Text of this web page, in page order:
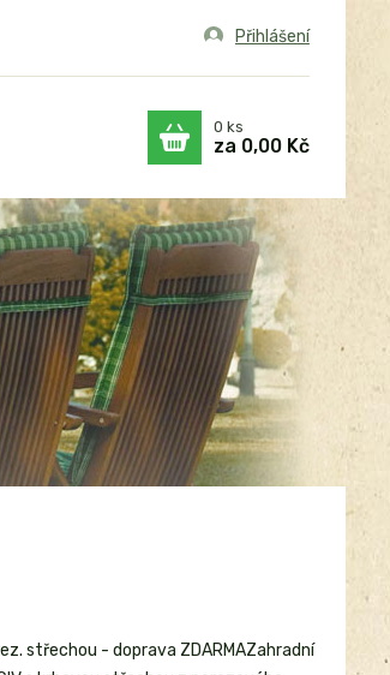
Přihlášení
0 ks
za 0,00 Kč
střechou - doprava ZDARMAZahradní